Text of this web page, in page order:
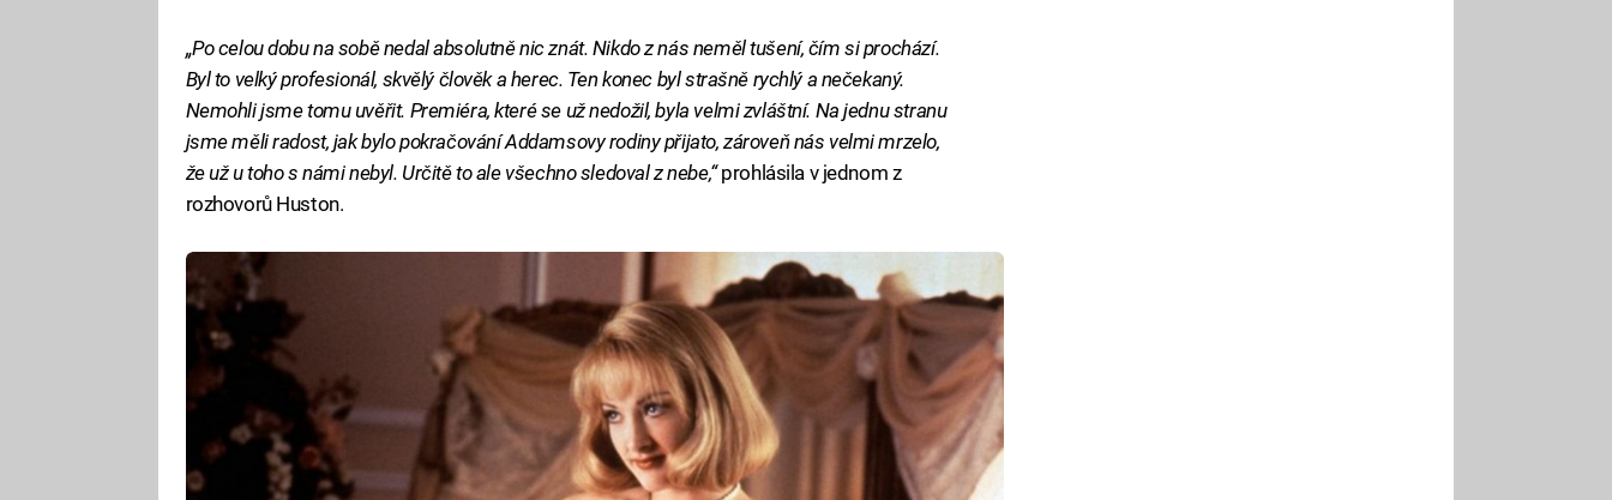
„Po celou dobu na sobě nedal absolutně nic znát. Nikdo z nás neměl tušení, čím si prochází.
Byl to velký profesionál, skvělý člověk a herec. Ten konec byl strašně rychlý a nečekaný.
Nemohli jsme tomu uvěřit. Premiéra, které se už nedožil, byla velmi zvláštní. Na jednu stranu
jsme měli radost, jak bylo pokračování Addamsovy rodiny přijato, zároveň nás velmi mrzelo,
že už u toho s námi nebyl. Určitě to ale všechno sledoval z nebe,“prohlásila v jednom z
rozhovorů Huston.